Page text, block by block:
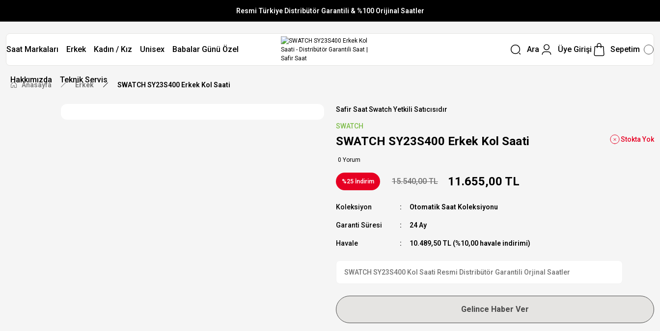
Resmi Türkiye Distribütör Garantili & %100 Orijinal Saatler
Vade Farksız 6 Taksit
Aynı Gün Stoktan Gönderim
Saat Markaları Erkek Kadın / Kız Unisex Babalar Günü Özel
Hakkımızda Teknik Servis
Ara Üye Girişi Sepetim
Anasayfa Erkek SWATCH SY23S400 Erkek Kol Saati
Safir Saat Swatch Yetkili Satıcısıdır
SWATCH
SWATCH SY23S400 Erkek Kol Saati
0 Yorum
Stokta Yok
%25 İndirim 15.540,00 TL 11.655,00 TL
Koleksiyon Otomatik Saat Koleksiyonu
Garanti Süresi 24 Ay
Havale 10.489,50 TL (%10,00 havale indirimi)
SWATCH SY23S400 Kol Saati Resmi Distribütör Garantili Orjinal Saatler
Gelince Haber Ver